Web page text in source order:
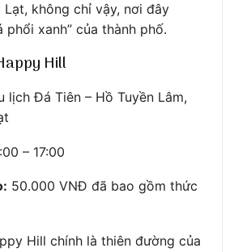
Lạt, không chỉ vậy, nơi đây
phổi xanh” của thành phố.
Hill
lịch Đá Tiên – Hồ Tuyền Lâm,
– 17:00
50.000 VNĐ đã bao gồm thức
Hill chính là thiên đường của